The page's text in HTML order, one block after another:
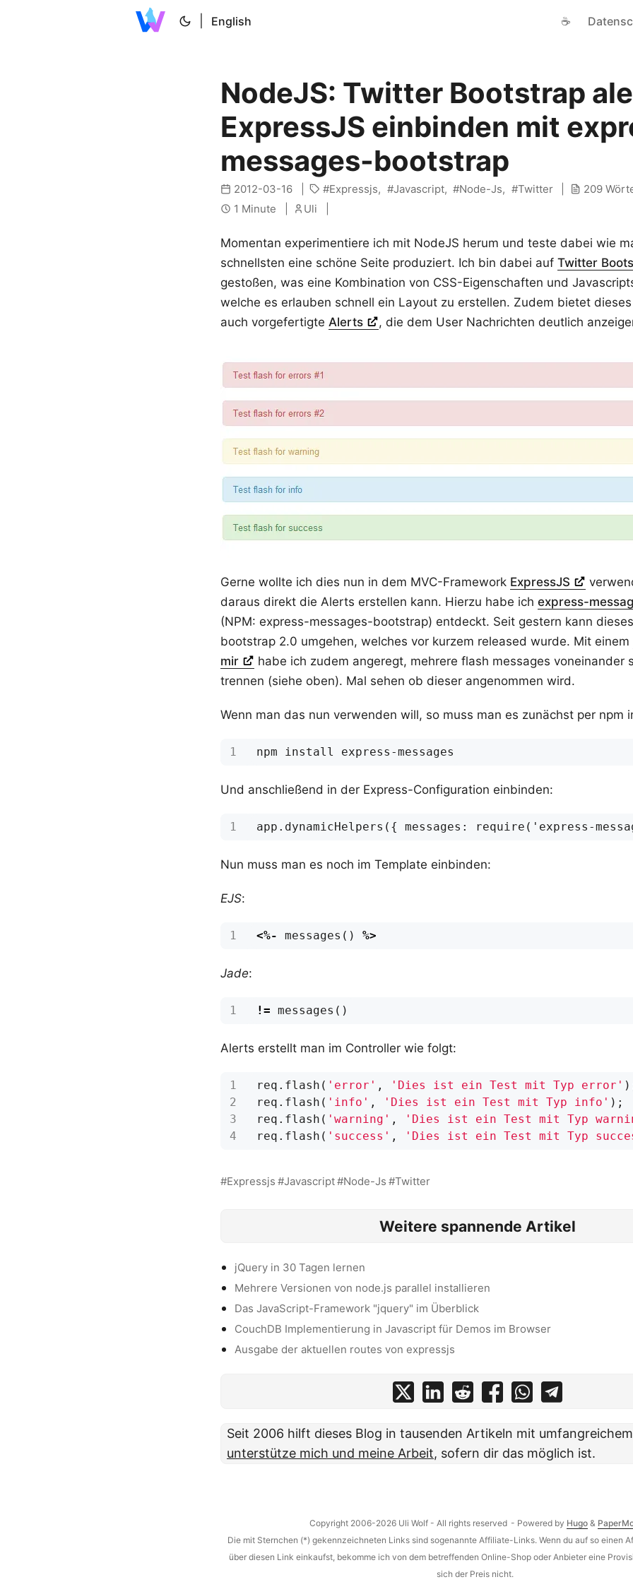
English ☕
NodeJS: Twitter Bootstrap
ExpressJS einbinden mit
messages-bootstrap
2012-03-16 Expressjs Javascript Node-Js Twitter
209
1 Minute
Uli
Momentan experimentiere ich mit NodeJS herum und teste dabei wie
schnellsten eine schöne Seite produziert. Ich bin dabei auf Twitter
gestoßen, was eine Kombination von CSS-Eigenschaften und
welche es erlauben schnell ein Layout zu erstellen. Zudem bietet
auch vorgefertigte Alerts , die dem User Nachrichten deutlich
Gerne wollte ich dies nun in dem MVC-Framework ExpressJS
daraus direkt die Alerts erstellen kann. Hierzu habe ich express-
(NPM: express-messages-bootstrap) entdeckt. Seit gestern kann
bootstrap 2.0 umgehen, welches vor kurzem released wurde. Mit einem
mir
habe ich zudem angeregt, mehrere flash messages voneinander
trennen (siehe oben). Mal sehen ob dieser angenommen wird.
Wenn man das nun verwenden will, so muss man es zunächst per npm
Und anschließend in der Express-Configuration einbinden:
Nun muss man es noch im Template einbinden:
EJS:
<%- messages () %>
Jade:
!= messages ()
Alerts erstellt man im Controller wie folgt:
req . flash ( 'error' , 'Dies ist ein Test mit Typ error'
req . flash ( 'info' , 'Dies ist ein Test mit Typ info' );
req . flash ( 'warning' , 'Dies ist ein Test mit Typ
req . flash ( 'success' , 'Dies ist ein Test mit Typ
Expressjs Javascript Node-Js Twitter
Weitere spannende Artikel
jQuery in 30 Tagen lernen
Mehrere Versionen von node.js parallel installieren
Das JavaScript-Framework "jquery" im Überblick
CouchDB Implementierung in Javascript für Demos im Browser
Ausgabe der aktuellen routes von expressjs
Seit 2006 hilft dieses Blog in tausenden Artikeln mit
unterstütze mich und meine Arbeit, sofern dir das möglich ist.
Copyright 2006-2026 Uli Wolf - All rights reserved - Powered by Hugo &
Die mit Sternchen (*) gekennzeichneten Links sind sogenannte Affiliate-Links. Wenn du auf so einen
über diesen Link einkaufst, bekomme ich von dem betreffenden Online-Shop oder Anbieter eine
sich der Preis nicht.